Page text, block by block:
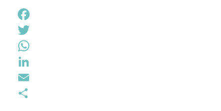
Facebook
Twitter
WhatsApp
LinkedIn
Email